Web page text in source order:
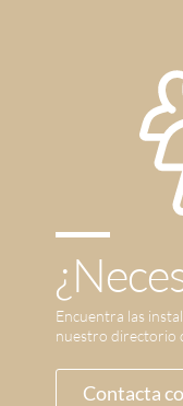
Encuentra las
nuestro directorio
Contacta